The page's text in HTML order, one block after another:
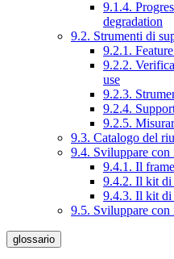
9.1.4.
degradation
9.2. Strumenti di
9.2.1.
9.2.2.
use
9.2.3.
9.2.4.
9.2.5.
9.3. Catalogo del
9.4. Sviluppare con
9.4.1. Il
9.4.2. Il kit di
9.4.3. Il kit
9.5. Sviluppare
glossario